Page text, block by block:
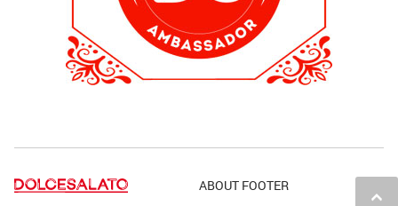
keyboard_arrow_up
ABOUT FOOTER